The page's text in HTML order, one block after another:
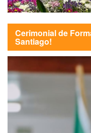
Cerimonial de
Santiago!